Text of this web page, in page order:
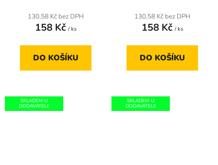
130,58 Kč bez DPH
158 Kč / ks
DO KOŠÍKU
130,58 Kč bez DPH
158 Kč / ks
DO KOŠÍKU
SKLADEM U
DODAVATELE
SKLADEM U
DODAVATELE